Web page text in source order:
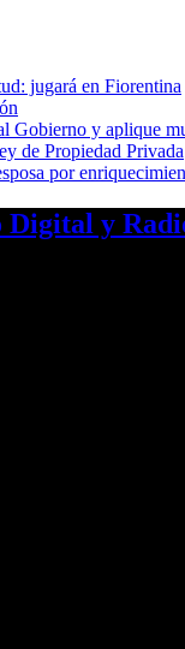
jugará en Fiorentina
Gobierno y aplique
de Propiedad Privada
por
Digital y